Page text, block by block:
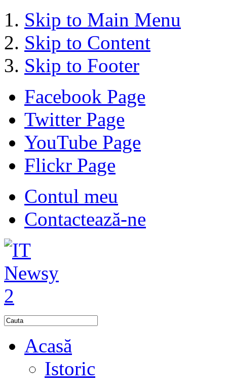
Skip to Main Menu
Skip to Content
Skip to Footer
Facebook Page
Twitter Page
YouTube Page
Flickr Page
Contul meu
Contactează-ne
Acasă
Istoric